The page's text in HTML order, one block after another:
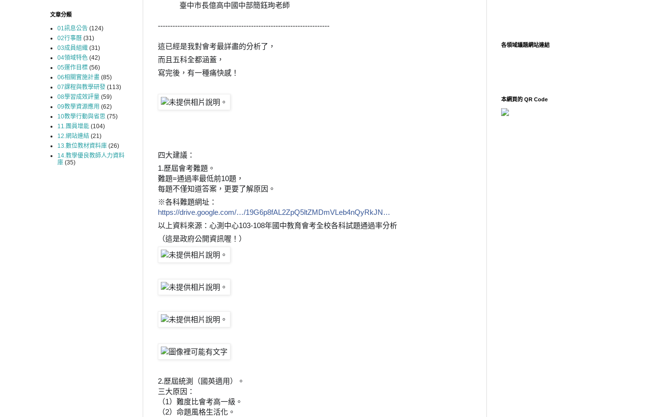
臺中市長億高中國中部簡鈺珣老師
----------------------------------------------------------------------
這已經是我對會考最詳盡的分析了，
而且五科全都涵蓋，
寫完後，有一種痛快感！
四大建議：
1.歷屆會考難題。
難題=通過率最低前10題，
每題不僅知道答案，更要了解原因。
※各科難題網址：
https://drive.google.com/…/19G6p8fAL2ZpQ5ltZMDmVLeb4nQyRkJN…
以上資料來源：心測中心103-108年國中教育會考全校各科試題通過率分析
（這是政府公開資訊喔！）
2.歷屆統測（國英適用）。
三大原因：
（1）難度比會考高一級。
（2）命題風格生活化。
文章分類
01訊息公告 (124)
02行事曆 (31)
03成員組織 (31)
04領域特色 (42)
05運作目標 (56)
06相關實施計畫 (85)
07課程與教學研發 (113)
08學習成效評量 (59)
09教學資源應用 (62)
10教學行動與省思 (75)
11.團員增能 (104)
12.網站連結 (21)
13.數位教材資料庫 (26)
14.教學優良教師人力資料
庫 (35)
各領域議題網站連結
本網頁的 QR Code